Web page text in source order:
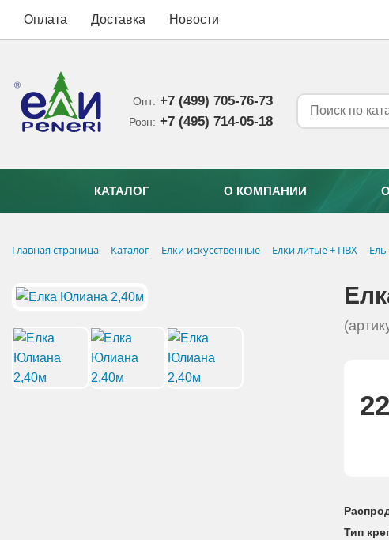
Оплата Доставка Новости
Опт: +7 (499) 705-76-73
Розн: +7 (495) 714-05-18‬
КАТАЛОГ О КОМПАНИИ
Главная страница Каталог Елки искусственные Елки литые + ПВХ
Тип